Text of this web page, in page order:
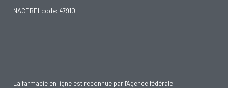
NACEBELcode: 47910
La farmacie en ligne est reconnue par l'Agence fédérale